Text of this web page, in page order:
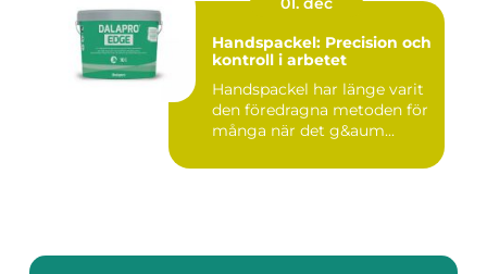
Handspackel: Precision och
kontroll i arbetet
Handspackel har länge varit
den föredragna metoden för
många när det g&aum...